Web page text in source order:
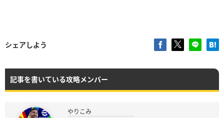
シェアしよう
記事を書いている攻略メンバー
やりこみ